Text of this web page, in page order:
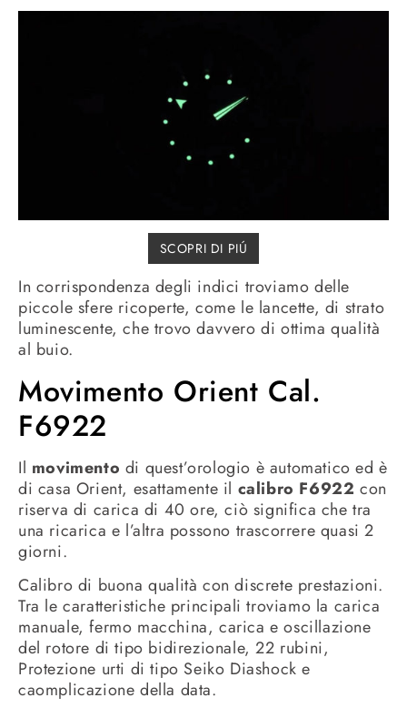
SCOPRI DI PIÚ
In corrispondenza degli indici troviamo delle
piccole sfere ricoperte, come le lancette, di strato
luminescente, che trovo davvero di ottima qualità
al buio.
Movimento Orient Cal.
F6922
Il movimento di quest’orologio è automatico ed è
di casa Orient, esattamente il calibro F6922 con
riserva di carica di 40 ore, ciò significa che tra
una ricarica e l’altra possono trascorrere quasi 2
giorni.
Calibro di buona qualità con discrete prestazioni.
Tra le caratteristiche principali troviamo la carica
manuale, fermo macchina, carica e oscillazione
del rotore di tipo bidirezionale, 22 rubini,
Protezione urti di tipo Seiko Diashock e
caomplicazione della data.